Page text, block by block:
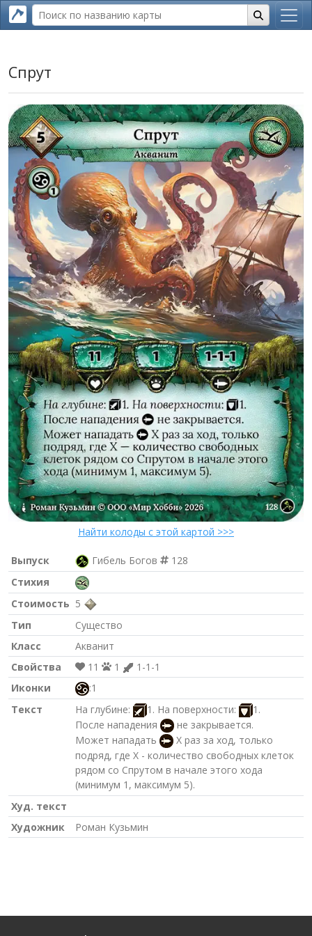
Спрут
Найти колоды с этой картой >>>
Выпуск Гибель Богов
128
Стихия
Стоимость 5
Тип
Существо
Класс
Акванит
Свойства
11 1
1-1-1
Иконки
:1
Текст
На глубине: 1. На поверхности:
1.
После нападения
не закрывается.
Может нападать
X раз за ход, только
подряд, где X - количество свободных клеток
рядом со Спрутом в начале этого хода
(минимум 1, максимум 5).
Худ. текст
Художник
Роман Кузьмин